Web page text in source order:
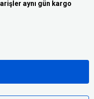
aynı gün kargo